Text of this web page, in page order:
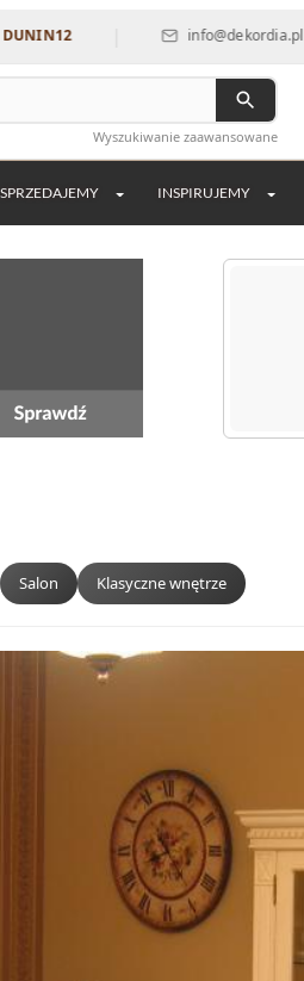
| info@dekordia.pl |
Wyszukiwanie zaawansowane
SPRZEDAJEMY INSPIRUJEMY
Salon Klasyczne wnętrze